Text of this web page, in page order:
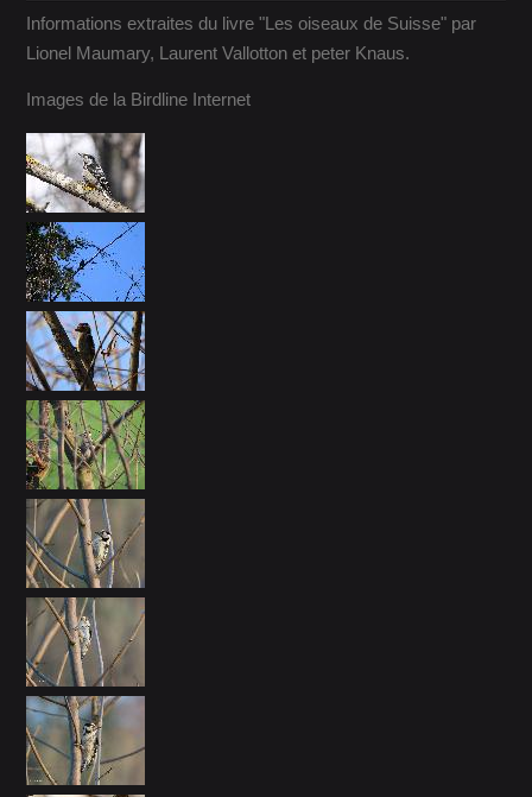
Informations extraites du livre "Les oiseaux de Suisse" par
Lionel Maumary, Laurent Vallotton et peter Knaus.
Images de la Birdline Internet